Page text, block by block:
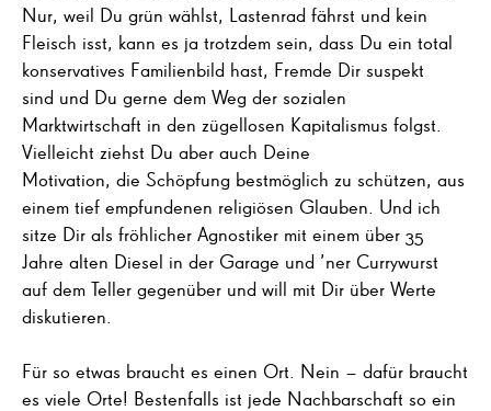
Nur, weil Du grün wählst, Lastenrad fährst und kein
Fleisch isst, kann es ja trotzdem sein, dass Du ein total
konservatives Familienbild hast, Fremde Dir suspekt
sind und Du gerne dem Weg der sozialen
Marktwirtschaft in den zügellosen Kapitalismus folgst.
Vielleicht ziehst Du aber auch Deine
Motivation, die Schöpfung bestmöglich zu schützen, aus
einem tief empfundenen religiösen Glauben. Und ich
sitze Dir als fröhlicher Agnostiker mit einem über 35
Jahre alten Diesel in der Garage und ’ner Currywurst
auf dem Teller gegenüber und will mit Dir über Werte
diskutieren.
Für so etwas braucht es einen Ort. Nein – dafür braucht
es viele Orte! Bestenfalls ist jede Nachbarschaft so ein